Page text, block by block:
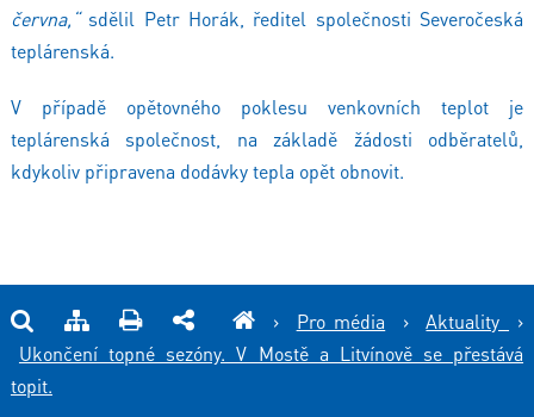
června,“sdělil Petr Horák, ředitel společnosti Severočeská
teplárenská.
V případě opětovného poklesu venkovních teplot je
teplárenská společnost, na základě žádosti odběratelů,
kdykoliv připravena dodávky tepla opět obnovit.
› Pro média › Aktuality
›
Ukončení topné sezóny. V Mostě a Litvínově se přestává
topit.